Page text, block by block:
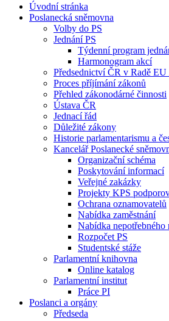
Úvodní stránka
Poslanecká sněmovna
Volby do PS
Jednání PS
Týdenní program
Harmonogram akcí
Předsednictví ČR v Radě EU
Proces příjímání zákonů
Přehled zákonodárné činnosti
Ústava ČR
Jednací řád
Důležité zákony
Historie parlamentarismu a
Kancelář Poslanecké
Organizační schéma
Poskytování informací
Veřejné zakázky
Projekty KPS
Ochrana oznamovatelů
Nabídka zaměstnání
Nabídka nepotřebného
Rozpočet PS
Studentské stáže
Parlamentní knihovna
Online katalog
Parlamentní institut
Práce PI
Poslanci a orgány
Předseda